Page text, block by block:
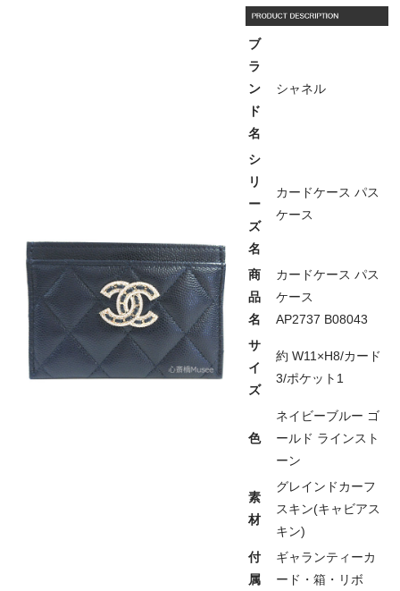
ブ
ラ
ン
ド
名
シャネル
シ
リ
ー
ズ
名
カードケース パス
ケース
商
品
名
カードケース パス
ケース
AP2737 B08043
サ
イ
ズ
約 W11×H8/カード
3/ポケット1
色
ネイビーブルー ゴ
ールド ラインスト
ーン
素
材
グレインドカーフ
スキン(キャビアス
キン)
付
属
ギャランティーカ
ード・箱・リボ